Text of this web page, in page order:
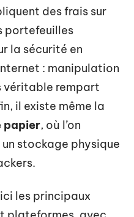
des frais sur
portefeuilles
la sécurité en
: manipulation
véritable rempart
il existe même la
papier, où l’on
stockage physique
les principaux